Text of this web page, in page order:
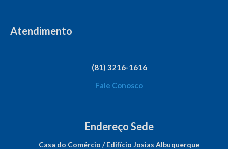
Atendimento
(81) 3216-1616
Fale Conosco
Endereço Sede
Casa do Comércio / Edifício Josias Albuquerque